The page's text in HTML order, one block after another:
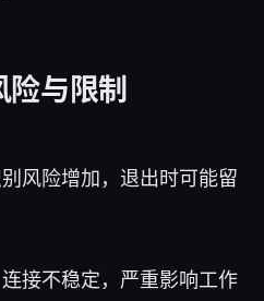
与限制
风险增加，退出时可能留
接不稳定，严重影响工作